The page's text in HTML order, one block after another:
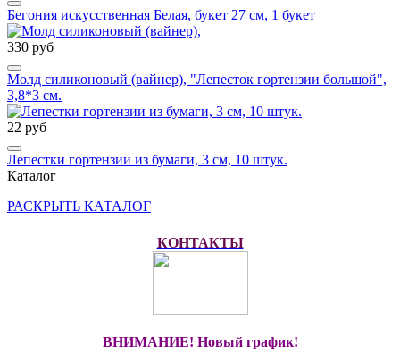
Бегония искусственная Белая, букет 27 см, 1 букет
330 руб
Молд силиконовый (вайнер), "Лепесток гортензии большой",
3,8*3 см.
22 руб
Лепестки гортензии из бумаги, 3 см, 10 штук.
Каталог
РАСКРЫТЬ КАТАЛОГ
КОНТАКТЫ
ВНИМАНИЕ! Новый график!